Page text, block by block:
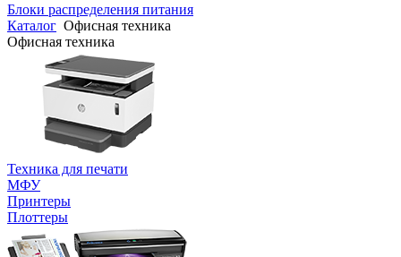
Блоки распределения питания
Каталог Офисная техника
Офисная техника
Техника для печати
МФУ
Принтеры
Плоттеры